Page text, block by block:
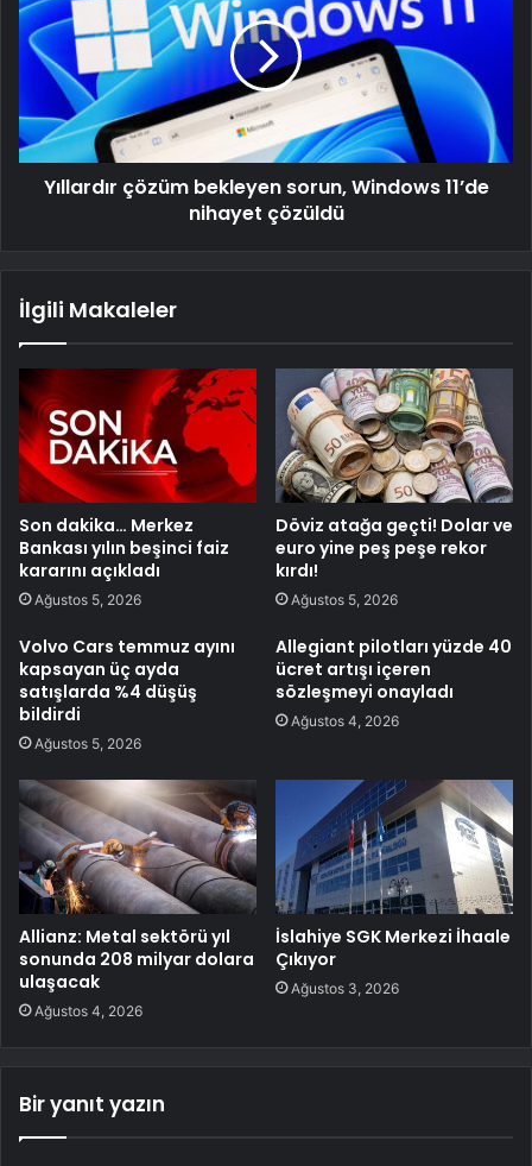
Yıllardır çözüm bekleyen sorun, Windows 11’de
nihayet çözüldü
İlgili Makaleler
Son dakika… Merkez
Bankası yılın beşinci faiz
kararını açıkladı
Ağustos 5, 2026
Döviz atağa geçti! Dolar ve
euro yine peş peşe rekor
kırdı!
Ağustos 5, 2026
Volvo Cars temmuz ayını
kapsayan üç ayda
satışlarda %4 düşüş
bildirdi
Ağustos 5, 2026
Allegiant pilotları yüzde 40
ücret artışı içeren
sözleşmeyi onayladı
Ağustos 4, 2026
Allianz: Metal sektörü yıl
sonunda 208 milyar dolara
ulaşacak
Ağustos 4, 2026
İslahiye SGK Merkezi İhaale
Çıkıyor
Ağustos 3, 2026
Bir yanıt yazın